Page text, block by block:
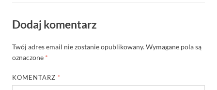
Dodaj komentarz
Twój adres email nie zostanie opublikowany.Wymagane pola są
oznaczone *
KOMENTARZ *